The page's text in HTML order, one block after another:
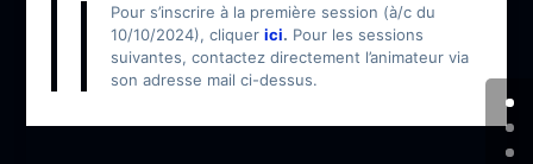
Pour s’inscrire à la première session (à/c du
10/10/2024), cliquer ici. Pour les sessions
suivantes, contactez directement l’animateur via
son adresse mail ci-dessus.